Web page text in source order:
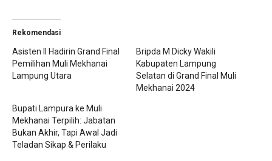
Rekomendasi
Asisten II Hadirin Grand Final
Pemilihan Muli Mekhanai
Lampung Utara
Bripda M Dicky Wakili
Kabupaten Lampung
Selatan di Grand Final Muli
Mekhanai 2024
Bupati Lampura ke Muli
Mekhanai Terpilih: Jabatan
Bukan Akhir, Tapi Awal Jadi
Teladan Sikap & Perilaku